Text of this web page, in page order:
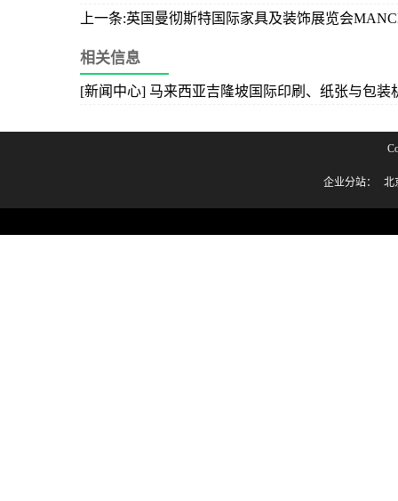
上一条:英国曼彻斯特国际家具及装饰展览会
相关信息
[新闻中心] 马来西亚吉隆坡国际印刷、纸张与包装
企业分站： 北